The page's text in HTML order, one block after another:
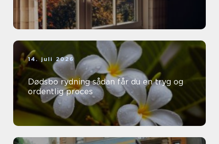
14. juli 2026
Dødsbo rydning sådan får du en tryg og
ordentlig proces